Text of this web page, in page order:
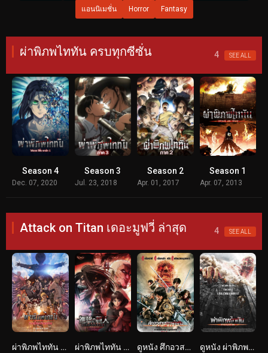
แอนนิเมชั่น Horror Fantasy
ผ่าพิภพไททัน ครบทุกซีซั่น 4 SEE ALL
Season 4
Dec. 07, 2020
Season 3
Jul. 23, 2018
Season 2
Apr. 01, 2017
Season 1
Apr. 07, 2013
Attack on Titan เดอะมูฟวี่ ล่าสุด 4 SEE ALL
ผ่าพิภพไททัน เดอะมูฟวี่ การจู่โจมครั้งสุดท้าย Attack on Titan: The Last Attack (2024) ผ่าพิภพไททัน เดอะมูฟวี่ Attack on Titan The Movie Shingeki no Kyojin Chronicle ดูหนัง ศึกอวสานพิภพไททัน Attack on Titan II: End of the World (2015) ดูหนัง ผ่าพิภพไททัน Attack on Titan (2015)